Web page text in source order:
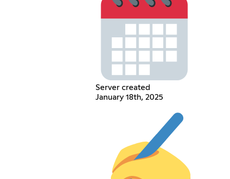
Server created
January 18th, 2025